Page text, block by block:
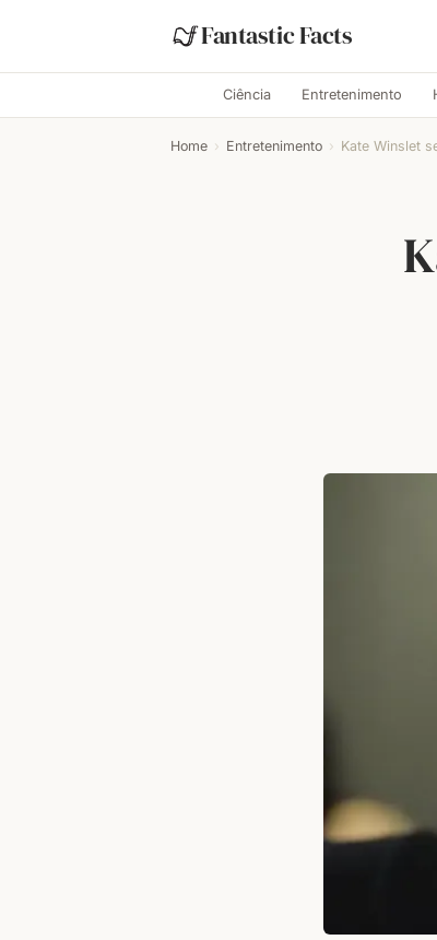
Fantastic Facts
Ciência Entretenimento
Home › Entretenimento › Kate Winslet